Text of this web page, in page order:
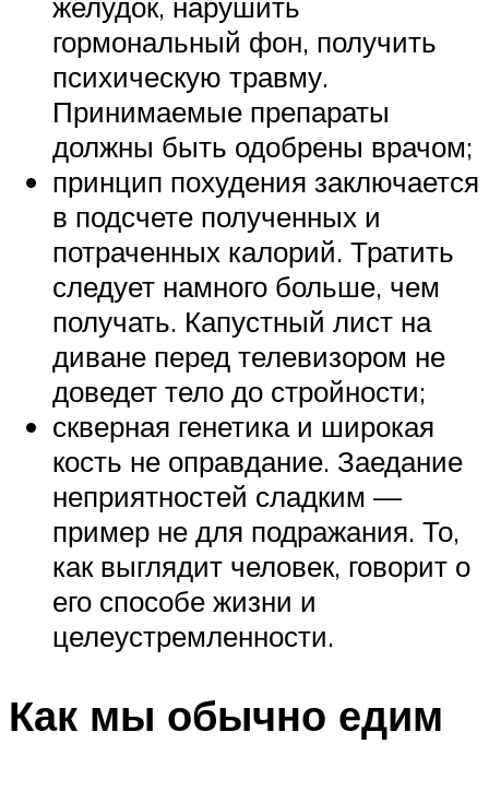
гормональный фон, получить
психическую травму.
Принимаемые препараты
должны быть одобрены врачом;
принцип похудения заключается
в подсчете полученных и
потраченных калорий. Тратить
следует намного больше, чем
получать. Капустный лист на
диване перед телевизором не
доведет тело до стройности;
скверная генетика и широкая
кость не оправдание. Заедание
неприятностей сладким —
пример не для подражания. То,
как выглядит человек, говорит о
его способе жизни и
целеустремленности.
Как мы обычно едим